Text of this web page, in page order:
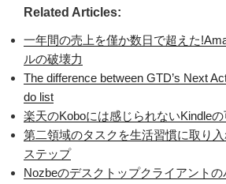
Related Articles:
一年間の売上を僅か数日で超えた
ルの破壊力
The difference between GTD’s Next
do list
楽天のKoboには感じられないKindle
第二領域のタスクを生活習慣に取り
ステップ
Nozbeのデスクトップクライアント